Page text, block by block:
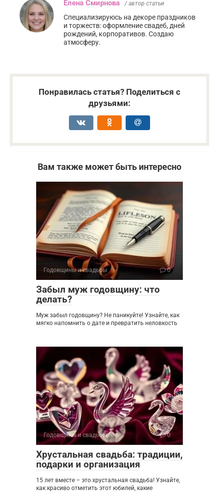
Елена Смирнова / автор статьи
Специализируюсь на декоре праздников
и торжеств: оформление свадеб, дней
рождений, корпоративов. Создаю
атмосферу.
Понравилась статья? Поделиться с
друзьями:
Вам также может быть интересно
Годовщины и свадьбы 0
Забыл муж годовщину: что
делать?
Муж забыл годовщину? Не паникуйте! Узнайте, как
мягко напомнить о дате и превратить неловкость
Годовщины и свадьбы 0
Хрустальная свадьба: традиции,
подарки и организация
15 лет вместе – это хрустальная свадьба! Узнайте,
как красиво отметить этот юбилей, какие